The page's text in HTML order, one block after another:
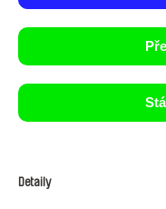
Detaily